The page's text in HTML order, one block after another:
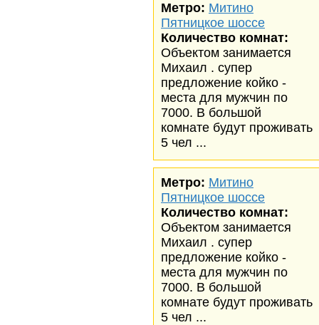
Метро: Митино
Пятницкое шоссе
Количество комнат:
Объектом занимается
Михаил . супер
предложение койко -
места для мужчин по
7000. В большой
комнате будут проживать
5 чел ...
Метро: Митино
Пятницкое шоссе
Количество комнат:
Объектом занимается
Михаил . супер
предложение койко -
места для мужчин по
7000. В большой
комнате будут проживать
5 чел ...